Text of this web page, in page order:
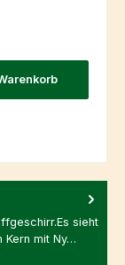
benutze die
sieht
Kern mit Ny…